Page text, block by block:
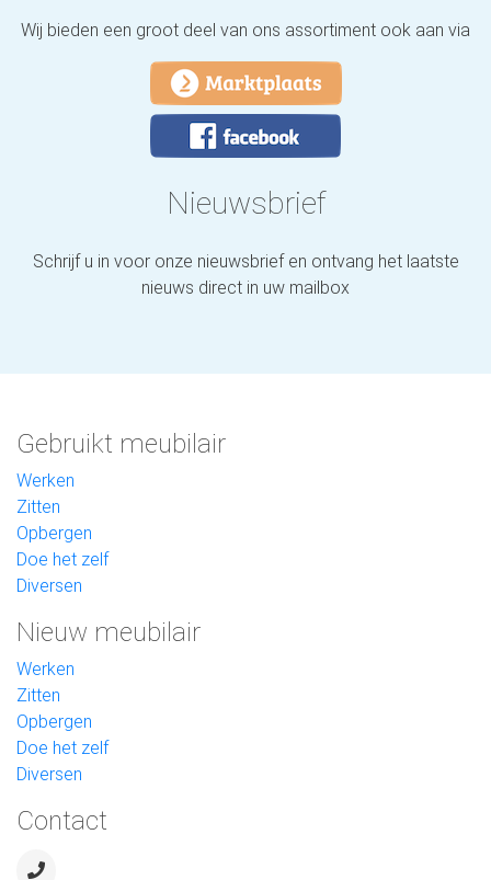
Wij bieden een groot deel van ons assortiment ook aan via
Nieuwsbrief
Schrijf u in voor onze nieuwsbrief en ontvang het laatste
nieuws direct in uw mailbox
Gebruikt meubilair
Werken
Zitten
Opbergen
Doe het zelf
Diversen
Nieuw meubilair
Werken
Zitten
Opbergen
Doe het zelf
Diversen
Contact